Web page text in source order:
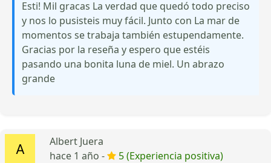
Esti! Mil gracas La verdad que quedó todo preciso
y nos lo pusisteis muy fácil. Junto con La mar de
momentos se trabaja también estupendamente.
Gracias por la reseña y espero que estéis
pasando una bonita luna de miel. Un abrazo
grande
Albert Juera
hace 1 año -
5 (Experiencia positiva)